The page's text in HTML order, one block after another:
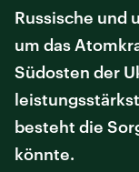
Russische und
um das
Südosten der
besteht die
könnte.